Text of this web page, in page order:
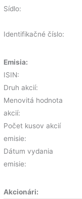
Sídlo:
Identifikačné číslo:
Emisia:
ISIN:
Druh akcií:
Menovitá hodnota
akcií:
Počet kusov akcií
emisie:
Dátum vydania
emisie:
Akcionári: